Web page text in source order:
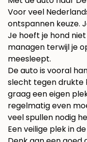
Voor veel
ontspannen keuze.
Je hoeft je hond
managen terwijl je
meesleept.
De auto is vooral
slecht tegen drukte
graag een eigen
regelmatig even
veel spullen nodig
Een veilige plek in